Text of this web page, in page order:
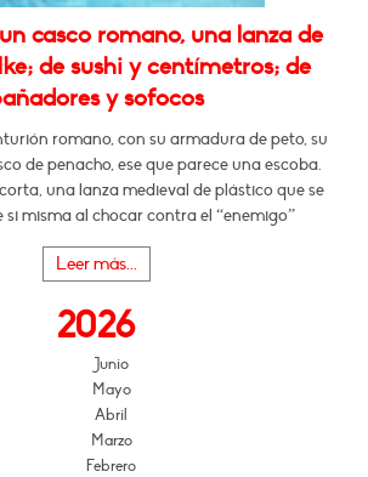
casco romano, una lanza de
de sushi y centímetros; de
y sofocos
romano, con su armadura de peto, su
de penacho, ese que parece una escoba.
una lanza medieval de plástico que se
si misma al chocar contra el “enemigo”
Leer más...
2026
Junio
Mayo
Abril
Marzo
Febrero